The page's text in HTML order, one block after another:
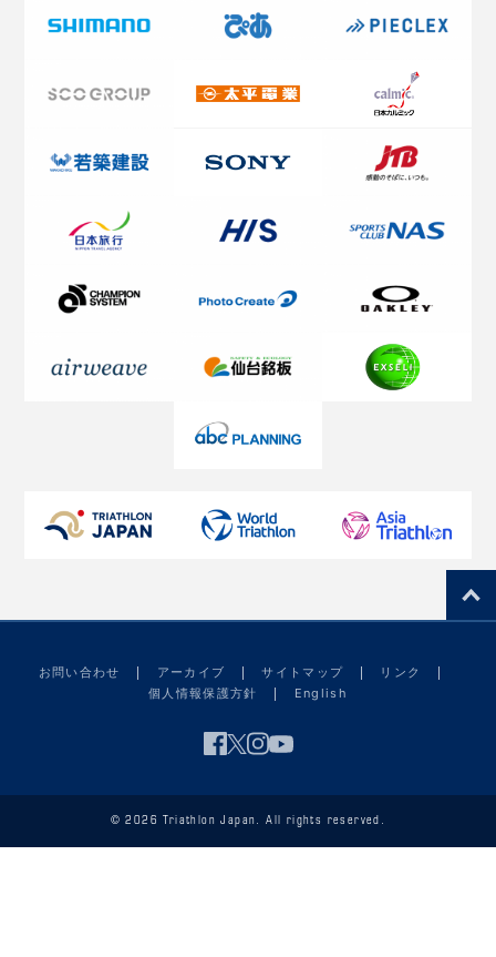
お問い合わせ アーカイブ サイトマップ
リンク
個人情報保護方針
English
© 2026 Triathlon Japan. All rights reserved.